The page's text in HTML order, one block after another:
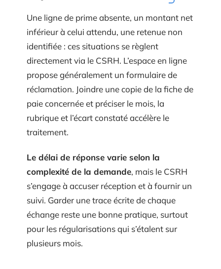
Une ligne de prime absente, un montant net
inférieur à celui attendu, une retenue non
identifiée : ces situations se règlent
directement via le CSRH. L’espace en ligne
propose généralement un formulaire de
réclamation. Joindre une copie de la fiche de
paie concernée et préciser le mois, la
rubrique et l’écart constaté accélère le
traitement.
Le délai de réponse varie selon la
complexité de la demande, mais le CSRH
s’engage à accuser réception et à fournir un
suivi. Garder une trace écrite de chaque
échange reste une bonne pratique, surtout
pour les régularisations qui s’étalent sur
plusieurs mois.